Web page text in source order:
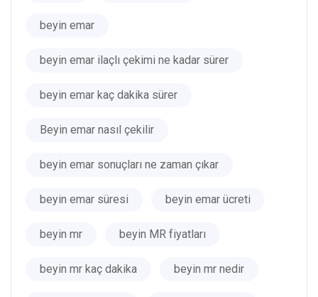
beyin emar
beyin emar ilaçlı çekimi ne kadar sürer
beyin emar kaç dakika sürer
Beyin emar nasıl çekilir
beyin emar sonuçları ne zaman çıkar
beyin emar süresi beyin emar ücreti
beyin mr beyin MR fiyatları
beyin mr kaç dakika beyin mr nedir